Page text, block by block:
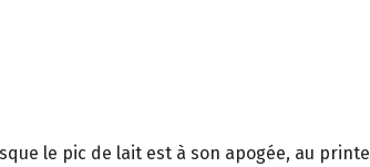
le pic de lait est à son apogée, au